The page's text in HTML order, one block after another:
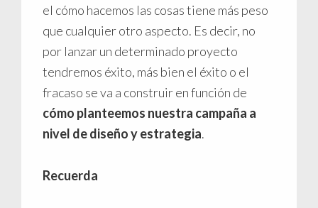
el cómo hacemos las cosas tiene más peso
que cualquier otro aspecto. Es decir, no
por lanzar un determinado proyecto
tendremos éxito, más bien el éxito o el
fracaso se va a construir en función de
cómo planteemos nuestra campaña a
nivel de diseño y estrategia.
Recuerda